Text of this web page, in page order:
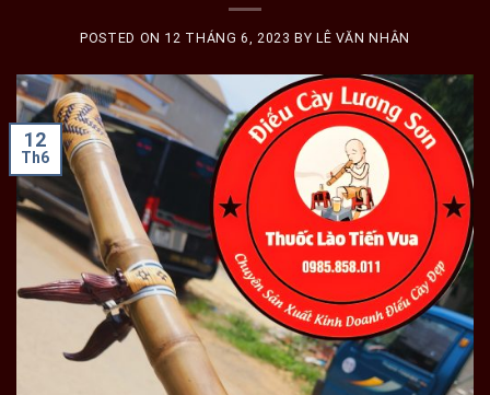
POSTED ON 12 THÁNG 6, 2023 BY LÊ VĂN NHÂN
12
Th6